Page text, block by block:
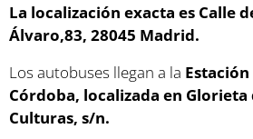
La localización exacta es Calle
Álvaro,83, 28045 Madrid.
Los autobuses llegan a la
Córdoba, localizada en Glorieta
Culturas, s/n.